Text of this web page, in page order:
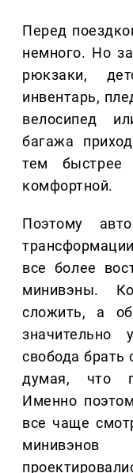
Перед
немного. Но
рюкзаки,
инвентарь,
велосипед
багажа
тем быстрее
комфортной.
Поэтому
все более
минивэны.
сложить, а
значительно
свобода брать
думая, что
Именно
все чаще